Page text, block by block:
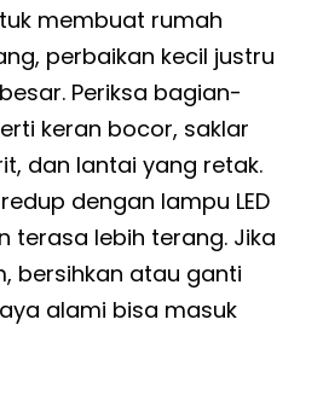
membuat rumah
perbaikan kecil justru
Periksa bagian-
keran bocor, saklar
dan lantai yang retak.
dengan lampu LED
terasa lebih terang. Jika
bersihkan atau ganti
alami bisa masuk